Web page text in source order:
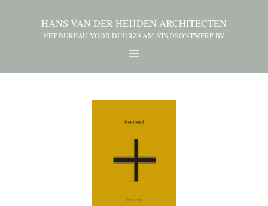
HANS VAN DER HEIJDEN ARCHITECTEN
HET BUREAU VOOR DUURZAAM STADSONTWERP BV